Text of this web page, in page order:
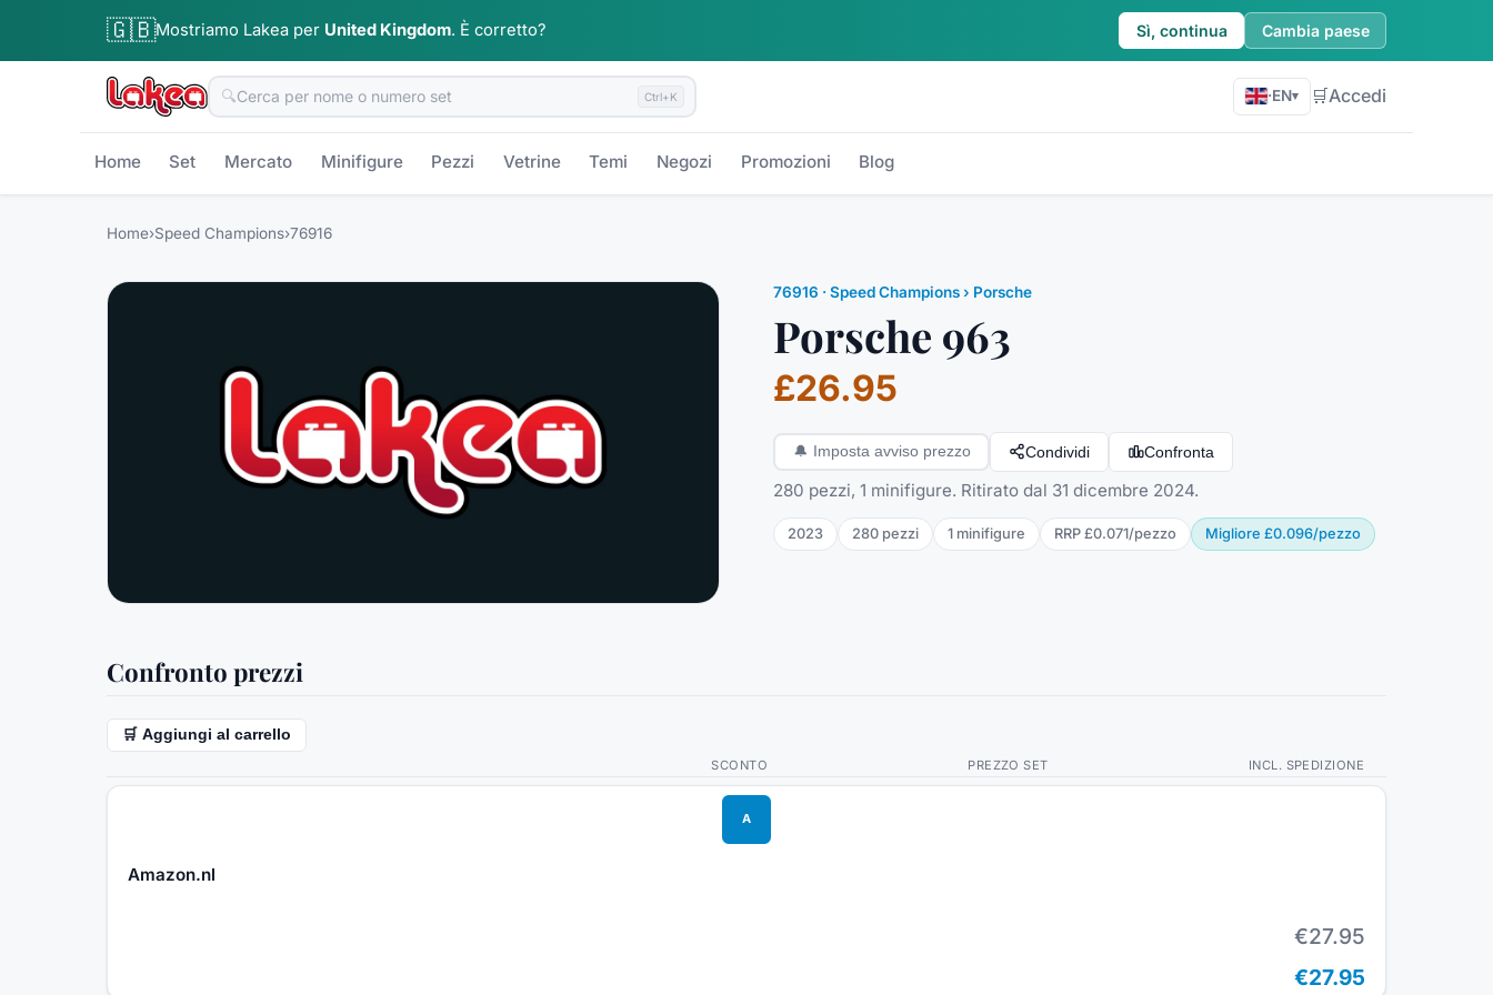
🇬🇧Mostriamo Lakea per United Kingdom. È corretto? Sì, continua Cambia paese
🔍 Ctrl+K ·EN▾ 🛒Accedi
Home Set Mercato Minifigure Pezzi Vetrine Temi Negozi Promozioni Blog
Home›Speed Champions›76916
76916 ·Speed Champions› Porsche
Porsche 963
£26.95
🔔 Imposta avviso prezzo Condividi Confronta
280 pezzi, 1 minifigure. Ritirato dal 31 dicembre 2024.
2023 280 pezzi 1 minifigure RRP £0.071/pezzo Migliore £0.096/pezzo
Confronto prezzi
🛒 Aggiungi al carrello
SCONTO PREZZO SET INCL. SPEDIZIONE
A
Amazon.nl
€27.95
€27.95